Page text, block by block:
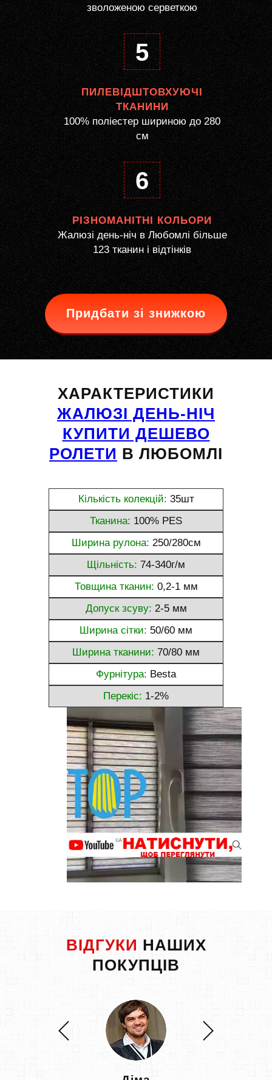
зволоженою серветкою
5
ПИЛЕВІДШТОВХУЮЧІ
ТКАНИНИ
100% поліестер шириною до 280
см
6
РІЗНОМАНІТНІ КОЛЬОРИ
Жалюзі день-ніч в Любомлі більше
123 тканин і відтінків
Придбати зі знижкою
ХАРАКТЕРИСТИКИ
ЖАЛЮЗІ ДЕНЬ-НІЧ
КУПИТИ ДЕШЕВО
РОЛЕТИ В ЛЮБОМЛІ
Кількість колекцій: 35шт
Тканина: 100% PES
Ширина рулона: 250/280см
Щільність: 74-340г/м
Товщина тканин: 0,2-1 мм
Допуск зсуву: 2-5 мм
Ширина сітки: 50/60 мм
Ширина тканини: 70/80 мм
Фурнітура: Besta
Перекіс: 1-2%
ВІДГУКИ НАШИХ
ПОКУПЦІВ